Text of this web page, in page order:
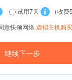
试用7天
（收费
意快领网络 虚拟主机购